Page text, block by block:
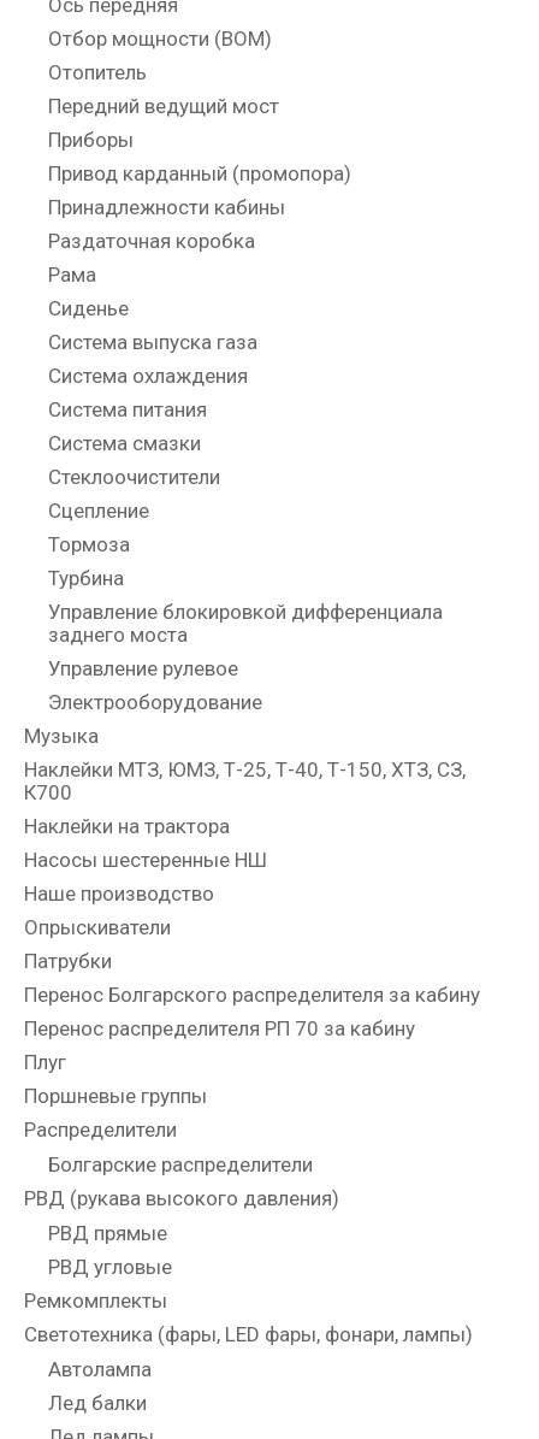
Ось передняя
Отбор мощности (ВОМ)
Отопитель
Передний ведущий мост
Приборы
Привод карданный (промопора)
Принадлежности кабины
Раздаточная коробка
Рама
Сиденье
Система выпуска газа
Система охлаждения
Система питания
Система смазки
Стеклоочистители
Сцепление
Тормоза
Турбина
Управление блокировкой дифференциала
заднего моста
Управление рулевое
Электрооборудование
Музыка
Наклейки МТЗ, ЮМЗ, Т-25, Т-40, Т-150, ХТЗ, СЗ,
К700
Наклейки на трактора
Насосы шестеренные НШ
Наше производство
Опрыскиватели
Патрубки
Перенос Болгарского распределителя за кабину
Перенос распределителя РП 70 за кабину
Плуг
Поршневые группы
Распределители
Болгарские распределители
РВД (рукава высокого давления)
РВД прямые
РВД угловые
Ремкомплекты
Светотехника (фары, LED фары, фонари, лампы)
Автолампа
Лед балки